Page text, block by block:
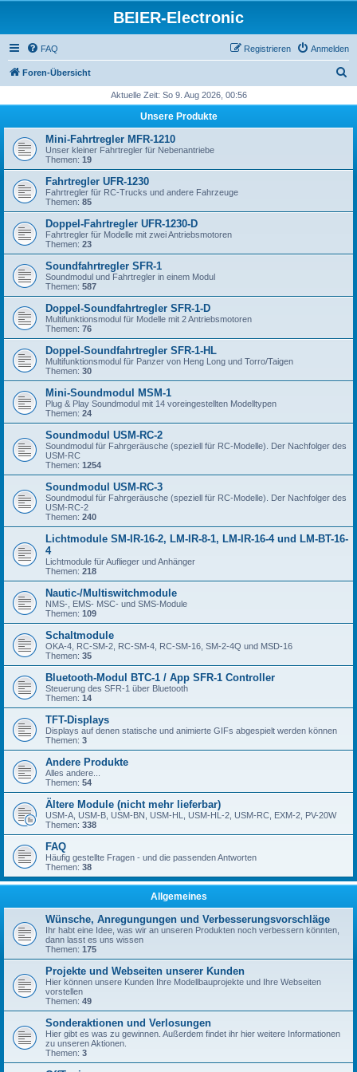
BEIER-Electronic
FAQ Anmelden
Registrieren
Foren-Übersicht
h
Aktuelle Zeit: So 9. Aug 2026, 00:56
Unsere Produkte
Mini-Fahrtregler MFR-1210
Unser kleiner Fahrtregler für Nebenantriebe
Themen: 19
Fahrtregler UFR-1230
Fahrtregler für RC-Trucks und andere Fahrzeuge
Themen: 85
Doppel-Fahrtregler UFR-1230-D
Fahrtregler für Modelle mit zwei Antriebsmotoren
Themen: 23
Soundfahrtregler SFR-1
Soundmodul und Fahrtregler in einem Modul
Themen: 587
Doppel-Soundfahrtregler SFR-1-D
Multifunktionsmodul für Modelle mit 2 Antriebsmotoren
Themen: 76
Doppel-Soundfahrtregler SFR-1-HL
Multifunktionsmodul für Panzer von Heng Long und Torro/Taigen
Themen: 30
Mini-Soundmodul MSM-1
Plug & Play Soundmodul mit 14 voreingestellten Modelltypen
Themen: 24
Soundmodul USM-RC-2
Soundmodul für Fahrgeräusche (speziell für RC-Modelle). Der Nachfolger des
USM-RC
Themen: 1254
Soundmodul USM-RC-3
Soundmodul für Fahrgeräusche (speziell für RC-Modelle). Der Nachfolger des
USM-RC-2
Themen: 240
Lichtmodule SM-IR-16-2, LM-IR-8-1, LM-IR-16-4 und LM-BT-16-
4
Lichtmodule für Auflieger und Anhänger
Themen: 218
Nautic-/Multiswitchmodule
NMS-, EMS- MSC- und SMS-Module
Themen: 109
Schaltmodule
OKA-4, RC-SM-2, RC-SM-4, RC-SM-16, SM-2-4Q und MSD-16
Themen: 35
Bluetooth-Modul BTC-1 / App SFR-1 Controller
Steuerung des SFR-1 über Bluetooth
Themen: 14
TFT-Displays
Displays auf denen statische und animierte GIFs abgespielt werden können
Themen: 3
Andere Produkte
Alles andere...
Themen: 54
Ältere Module (nicht mehr lieferbar)
USM-A, USM-B, USM-BN, USM-HL, USM-HL-2, USM-RC, EXM-2, PV-20W
Themen: 338
FAQ
Häufig gestellte Fragen - und die passenden Antworten
Themen: 38
Allgemeines
Wünsche, Anregungungen und Verbesserungsvorschläge
Ihr habt eine Idee, was wir an unseren Produkten noch verbessern könnten,
dann lasst es uns wissen
Themen: 175
Projekte und Webseiten unserer Kunden
Hier können unsere Kunden Ihre Modellbauprojekte und Ihre Webseiten
vorstellen
Themen: 49
Sonderaktionen und Verlosungen
Hier gibt es was zu gewinnen. Außerdem findet ihr hier weitere Informationen
zu unseren Aktionen.
Themen: 3